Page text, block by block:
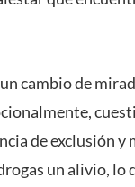
cambio de
de exclusión
un alivio, lo